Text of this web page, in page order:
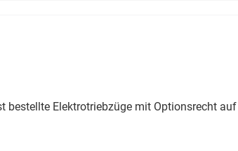
Elektrotriebzüge mit Optionsrecht